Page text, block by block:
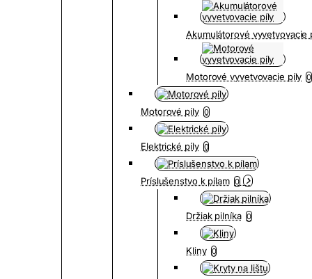
Akumulátorové vyvetvovacie
Motorové vyvetvovacie píly 0
Motorové píly 0
Elektrické píly 0
Príslušenstvo k pílam 0
Držiak pilníka 0
Kliny 0